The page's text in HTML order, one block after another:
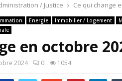
/ Justice Ce qui change
Energie Immobilier / Logement
en octobre
2024 0 1054